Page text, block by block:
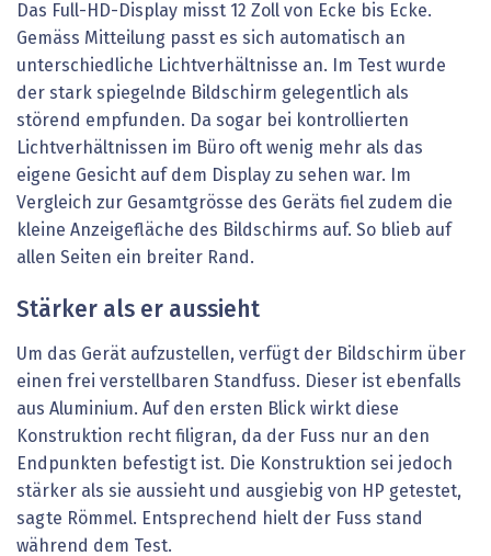
Das Full-HD-Display misst 12 Zoll von Ecke bis Ecke.
Gemäss Mitteilung passt es sich automatisch an
unterschiedliche Lichtverhältnisse an. Im Test wurde
der stark spiegelnde Bildschirm gelegentlich als
störend empfunden. Da sogar bei kontrollierten
Lichtverhältnissen im Büro oft wenig mehr als das
eigene Gesicht auf dem Display zu sehen war. Im
Vergleich zur Gesamtgrösse des Geräts fiel zudem die
kleine Anzeigefläche des Bildschirms auf. So blieb auf
allen Seiten ein breiter Rand.
Stärker als er aussieht
Um das Gerät aufzustellen, verfügt der Bildschirm über
einen frei verstellbaren Standfuss. Dieser ist ebenfalls
aus Aluminium. Auf den ersten Blick wirkt diese
Konstruktion recht filigran, da der Fuss nur an den
Endpunkten befestigt ist. Die Konstruktion sei jedoch
stärker als sie aussieht und ausgiebig von HP getestet,
sagte Römmel. Entsprechend hielt der Fuss stand
während dem Test.